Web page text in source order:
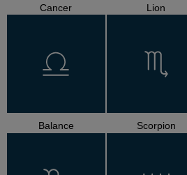
Cancer Lion
Balance Scorpion